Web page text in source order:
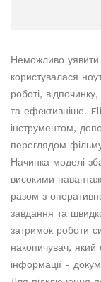
Неможливо
користувалася
роботі,
та ефективніше.
інструментом,
переглядом
Начинка моделі
високими
разом з
завдання та
затримок роботи
накопичувач, який
інформації -